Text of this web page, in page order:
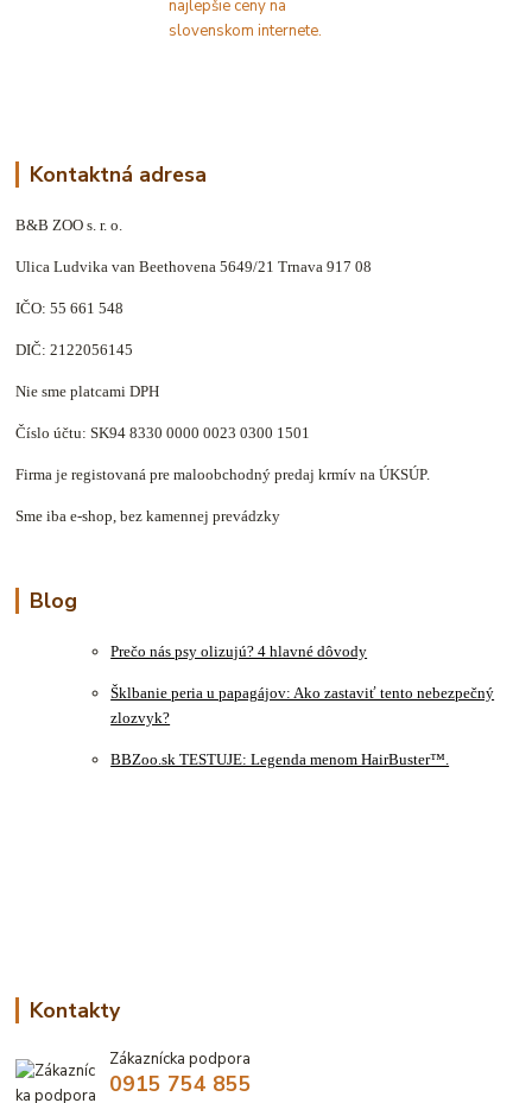
Kontaktná adresa
B&B ZOO s. r. o.
Ulica Ludvika van Beethovena 5649/21 Trnava 917 08
IČO: 55 661 548
DIČ: 2122056145
Nie sme platcami DPH
Číslo účtu: SK94 8330 0000 0023 0300 1501
Firma je registovaná pre maloobchodný predaj krmív na ÚKSÚP.
Sme iba e-shop, bez kamennej prevádzky
Blog
Prečo nás psy olizujú? 4 hlavné dôvody
Šklbanie peria u papagájov: Ako zastaviť tento nebezpečný
zlozvyk?
BBZoo.sk TESTUJE: Legenda menom HairBuster™.
Kontakty
Zákaznícka podpora
0915 754 855